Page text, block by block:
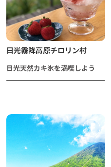
日光霧降高原チロリン村
日光天然カキ氷を満喫しよう